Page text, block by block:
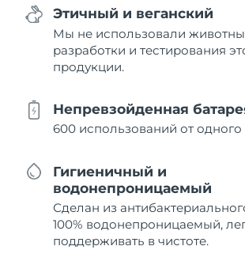
Этичный и веганский
Мы не использовали
разработки и тестирования
продукции.
Непревзойденная
600 использований от одного
Гигиеничный и
водонепроницаемый
Сделан из
100% водонепроницаемый,
поддерживать в чистоте.